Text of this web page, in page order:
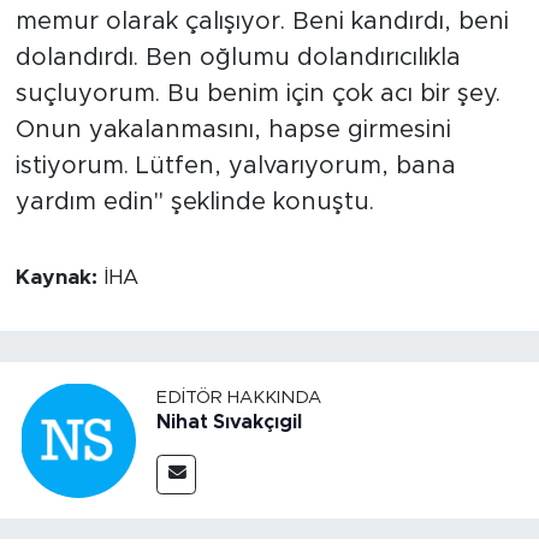
memur olarak çalışıyor. Beni kandırdı, beni
dolandırdı. Ben oğlumu dolandırıcılıkla
suçluyorum. Bu benim için çok acı bir şey.
Onun yakalanmasını, hapse girmesini
istiyorum. Lütfen, yalvarıyorum, bana
yardım edin" şeklinde konuştu.
Kaynak: İHA
EDITÖR HAKKINDA
Nihat Sıvakçıgil